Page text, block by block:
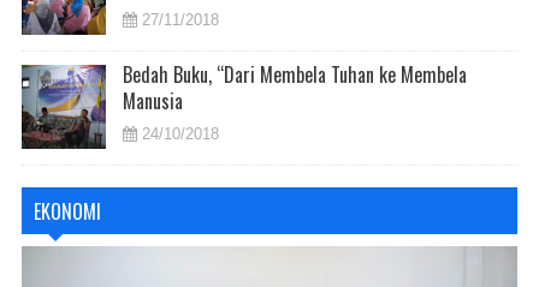
27/11/2018
Bedah Buku, “Dari Membela Tuhan ke Membela
Manusia
24/10/2018
EKONOMI